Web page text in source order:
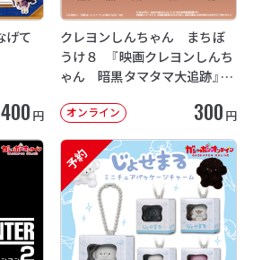
げて
400 円
クレヨンしんちゃん まちぼ
うけ８ 『映画クレヨンしんち
ゃん 暗黒タマタマ大追跡』【2
オンライン 300 円
予約